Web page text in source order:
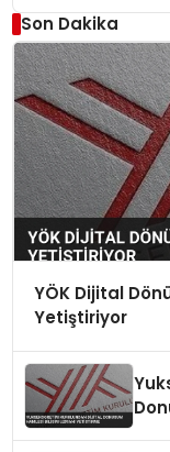
Son Dakika
YÖK Dijital
Yetiştiriyor